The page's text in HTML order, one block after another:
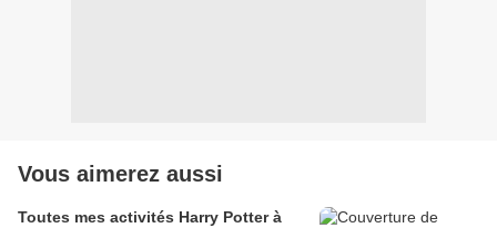
Vous aimerez aussi
Toutes mes activités Harry Potter à